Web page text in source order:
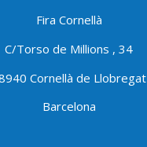
Fira Cornellà
C/Torso de Millions , 34
Cornellà de Llobregat
Barcelona